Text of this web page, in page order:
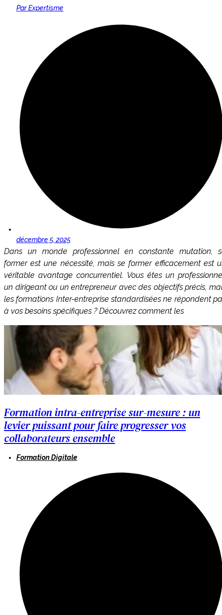
ParExpertisme
décembre 5, 2025
Dans un monde professionnel en constante mutation,
former est une nécessité, mais se former efficacement est
véritable avantage concurrentiel. Vous êtes un
un dirigeant ou un entrepreneur avec des objectifs précis,
les formations Inter-entreprise standardisées ne répondent
à vos besoins spécifiques ? Découvrez comment les
Formation intra-entreprise sur-mesure : un
levier puissant pour faire progresser vos
collaborateurs ensemble
Formation Digitale